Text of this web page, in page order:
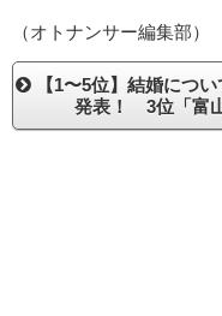
（オトナンサー編集部）
【1〜5位】結婚につい
発表！ 3位「富